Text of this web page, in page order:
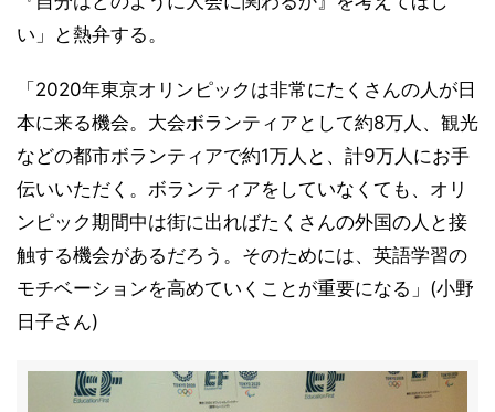
い」と熱弁する。
「2020年東京オリンピックは非常にたくさんの人が日
本に来る機会。大会ボランティアとして約8万人、観光
などの都市ボランティアで約1万人と、計9万人にお手
伝いいただく。ボランティアをしていなくても、オリ
ンピック期間中は街に出ればたくさんの外国の人と接
触する機会があるだろう。そのためには、英語学習の
モチベーションを高めていくことが重要になる」(小野
日子さん)